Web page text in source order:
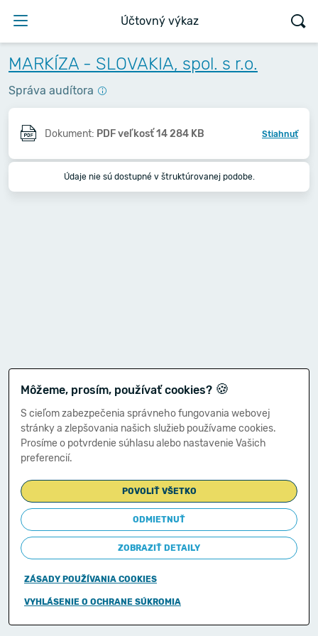
Účtovný výkaz
MARKÍZA - SLOVAKIA, spol. s r.o.
Správa audítora
Dokument: PDF veľkosť 14 284 KB Stiahnuť
Údaje nie sú dostupné v štruktúrovanej podobe.
Môžeme, prosím, používať cookies? 🍪
S cieľom zabezpečenia správneho fungovania webovej
stránky a zlepšovania našich služieb používame cookies.
Prosíme o potvrdenie súhlasu alebo nastavenie Vašich
preferencií.
POVOLIŤ VŠETKO
ODMIETNUŤ
ZOBRAZIŤ DETAILY
ZÁSADY POUŽÍVANIA COOKIES
VYHLÁSENIE O OCHRANE SÚKROMIA
Copyright © 2011-2026